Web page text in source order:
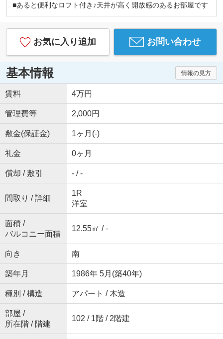
■あると便利なロフト付き♪天井が高く開放感のあるお部屋です
お気に入り追加 お問い合わせ
基本情報 情報の見方
賃料 4万円
管理費等 2,000円
敷金(保証金) 1ヶ月(-)
礼金 0ヶ月
償却 / 敷引 - / -
間取り / 詳細
1R
洋室
面積 /
バルコニー面積
12.55㎡ / -
向き 南
築年月 1986年 5月(築40年)
種別 / 構造 アパート / 木造
部屋 /
所在階 / 階建
102 / 1階 / 2階建